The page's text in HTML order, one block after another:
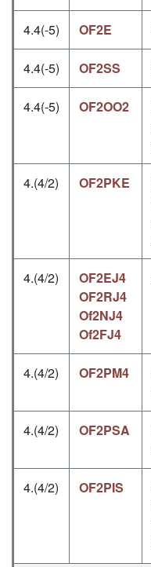
4.4(-5) OF2E
4.4(-5) OF2SS
4.4(-5) OF2OO2
4.(4/2) OF2PKE
4.(4/2)
OF2EJ4
OF2RJ4
Of2NJ4
Of2FJ4
4.(4/2) OF2PM4
4.(4/2) OF2PSA
4.(4/2) OF2PIS